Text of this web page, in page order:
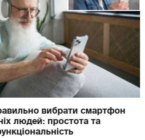
вибрати смартфон
людей: простота та